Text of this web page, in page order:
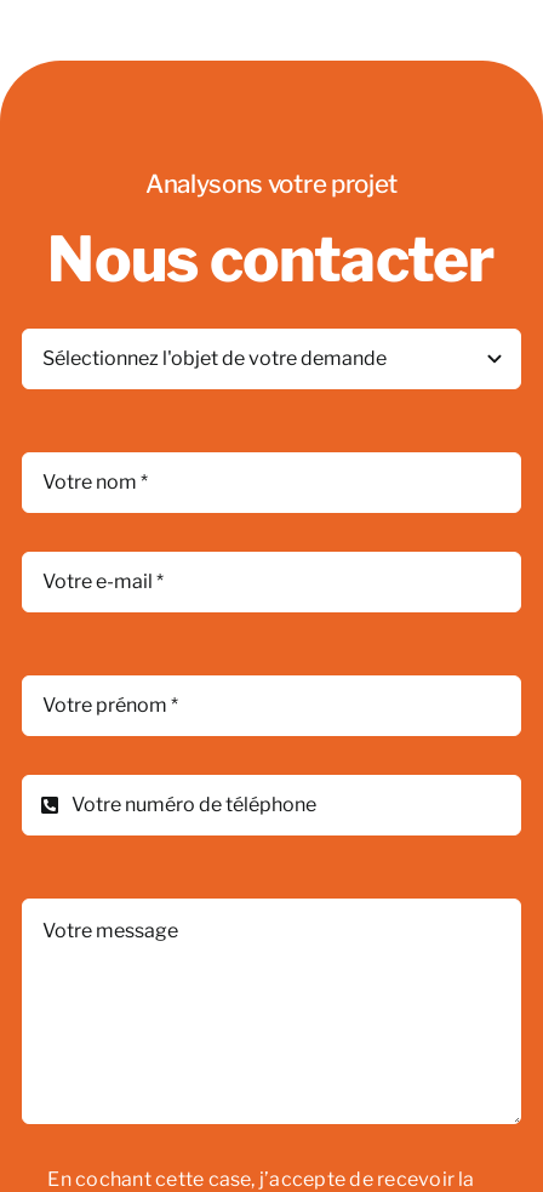
Analysons votre projet
Nous contacter
En cochant cette case, j’accepte de recevoir la